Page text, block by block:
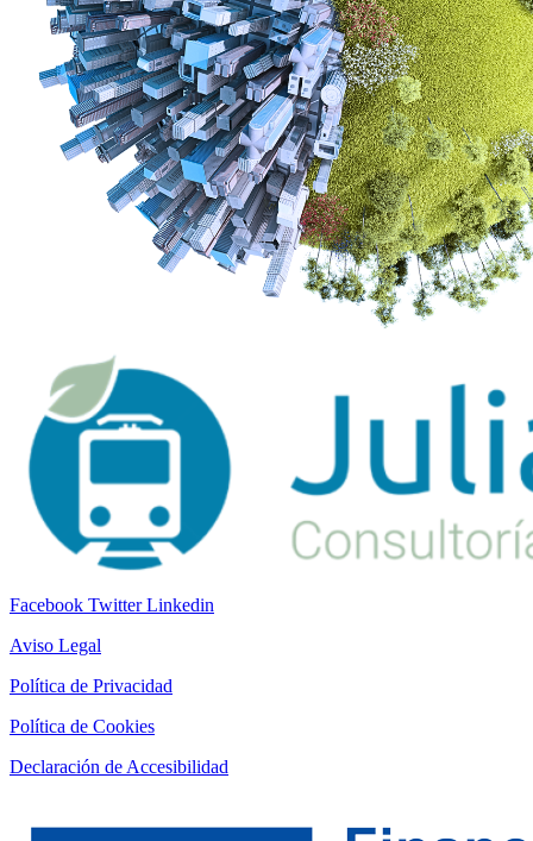
Facebook Twitter Linkedin
Aviso Legal
Política de Privacidad
Política de Cookies
Declaración de Accesibilidad